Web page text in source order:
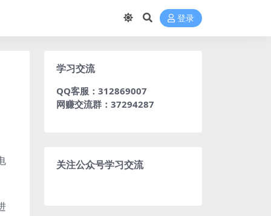
登录
学习交流
QQ客服：312869007
网赚交流群：37294287
关注公众号学习交流